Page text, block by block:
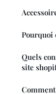
Pourquoi
Quels
site